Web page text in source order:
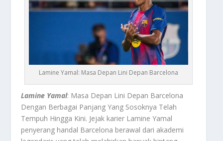
Lamine Yamal: Masa Depan Lini Depan Barcelona
Lamine Yamal: Masa Depan Lini Depan Barcelona
Dengan Berbagai Panjang Yang Sosoknya Telah
Tempuh Hingga Kini. Jejak karier Lamine Yamal
penyerang handal Barcelona berawal dari akademi